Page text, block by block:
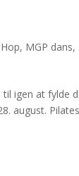
, MGP dans,
igen at fylde
august.